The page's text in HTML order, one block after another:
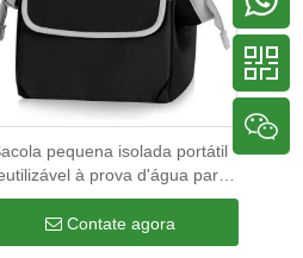
pequena isolada portátil
à prova d'água para
almoço bolsas térmicas
isolação térmica
para alimentos
Contate agora